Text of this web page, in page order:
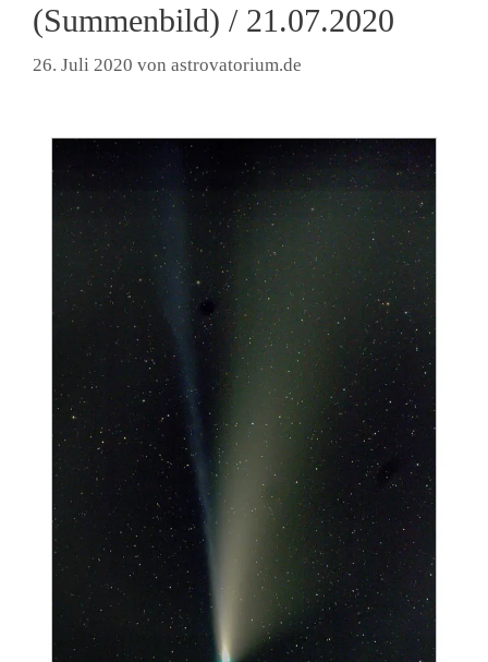
(Summenbild) / 21.07.2020
26. Juli 2020 von astrovatorium.de